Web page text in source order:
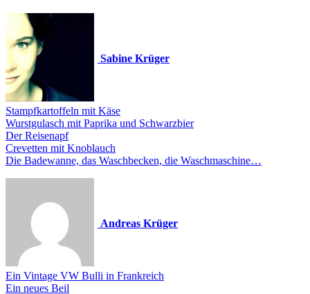
Sabine Krüger
Stampfkartoffeln mit Käse
Wurstgulasch mit Paprika und Schwarzbier
Der Reisenapf
Crevetten mit Knoblauch
Die Badewanne, das Waschbecken, die Waschmaschine…
Andreas Krüger
Ein Vintage VW Bulli in Frankreich
Ein neues Beil